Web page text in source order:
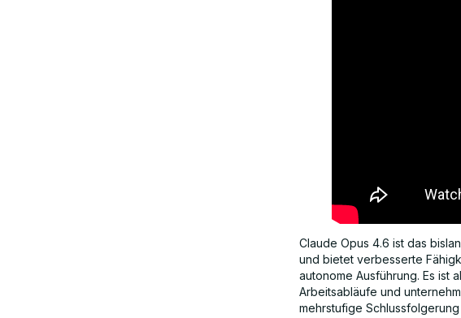
Claude Opus 4.6 ist das
und bietet verbesserte
autonome Ausführung. Es ist
Arbeitsabläufe und
mehrstufige